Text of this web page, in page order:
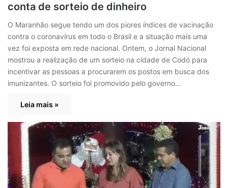
conta de sorteio de dinheiro
O Maranhão segue tendo um dos piores índices de vacinação
contra o coronavírus em todo o Brasil e a situação mais uma
vez foi exposta em rede nacional. Ontem, o Jornal Nacional
mostrou a realização de um sorteio na cidade de Codó para
incentivar as pessoas a procurarem os postos em busca dos
imunizantes. O sorteio foi promovido pelo governo…
Leia mais »